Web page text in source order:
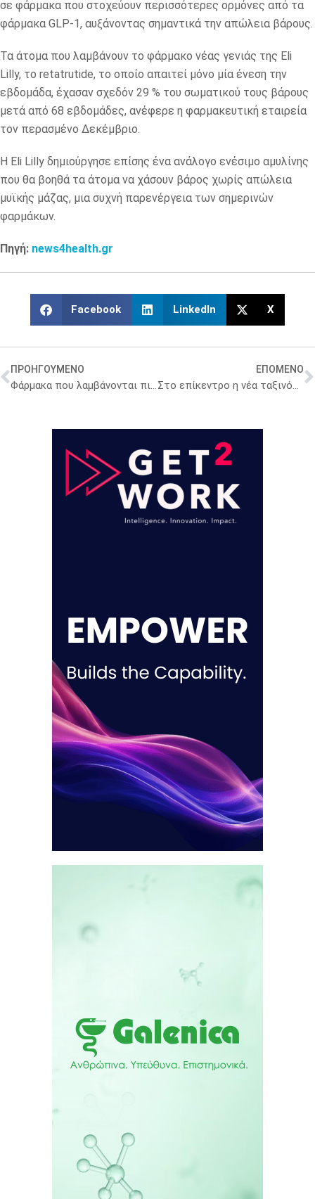
σε φάρμακα που στοχεύουν περισσότερες ορμόνες από τα
φάρμακα GLP-1, αυξάνοντας σημαντικά την απώλεια βάρους.
Τα άτομα που λαμβάνουν το φάρμακο νέας γενιάς της Eli
Lilly, το retatrutide, το οποίο απαιτεί μόνο μία ένεση την
εβδομάδα, έχασαν σχεδόν 29 % του σωματικού τους βάρους
μετά από 68 εβδομάδες, ανέφερε η φαρμακευτική εταιρεία
τον περασμένο Δεκέμβριο.
Η Eli Lilly δημιούργησε επίσης ένα ανάλογο ενέσιμο αμυλίνης
που θα βοηθά τα άτομα να χάσουν βάρος χωρίς απώλεια
μυϊκής μάζας, μια συχνή παρενέργεια των σημερινών
φαρμάκων.
Πηγή: news4health.gr
Facebook LinkedIn X
ΠΡΟΗΓΟΥΜΕΝΟ
Φάρμακα που λαμβάνονται πιο εύκολα από τα παιδιά χάρη στην 3D τεχνολογία και το βρεφικό γάλα
ΕΠΟΜΕΝΟ
Στο επίκεντρο η νέα ταξινόμηση των επιληπτικών κρίσεων